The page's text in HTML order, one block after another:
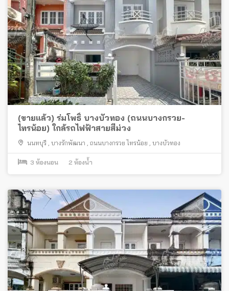
(ขายแล้ว) ร่มโพธิ์ บางบัวทอง (ถนนบางกรวย-
ไทรน้อย) ใกล้รถไฟฟ้าสายสีม่วง
นนทบุรี , บางรักพัฒนา , ถนนบางกรวย ไทรน้อย , บางบัวทอง
3 ห้องนอน 2 ห้องน้ำ